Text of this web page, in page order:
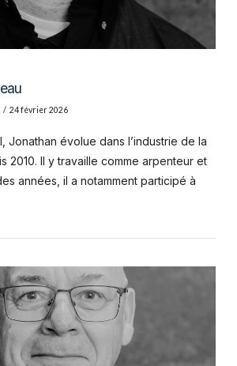
VIEW POST
24 février 2026
Jonathan évolue dans l’industrie de la
2010. Il y travaille comme arpenteur et
années, il a notamment participé à